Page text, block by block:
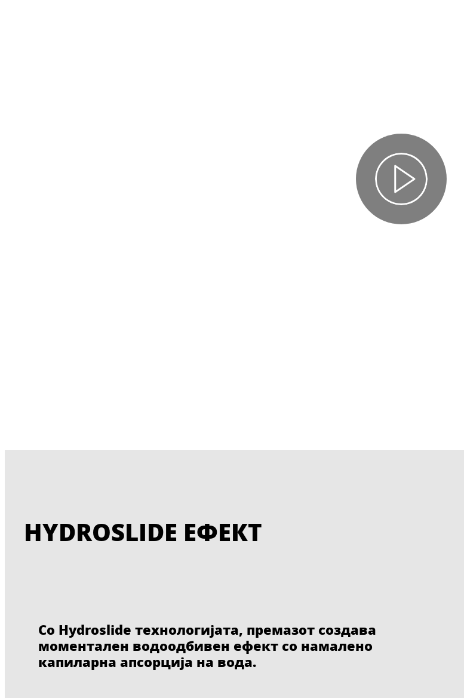
HYDROSLIDE ЕФЕКТ
Со Hydroslide технологијата, премазот создава
моментален водоодбивен ефект со намалено
капиларна апсорција на вода.